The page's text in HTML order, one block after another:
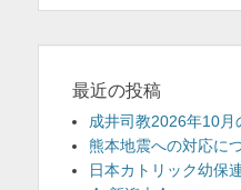
最近の投稿
成井司教2026年10月
熊本地震への対応に
日本カトリック幼保